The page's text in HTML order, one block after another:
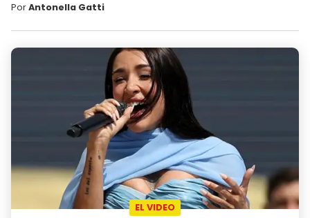
PorAntonella Gatti
EL VIDEO